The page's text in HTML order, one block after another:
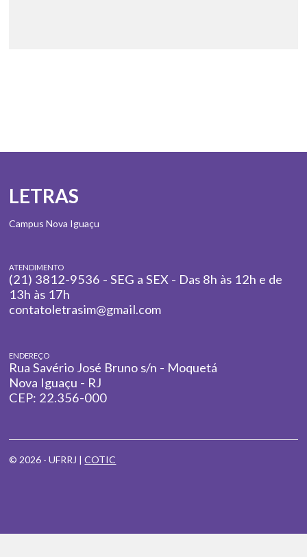
LETRAS
Campus Nova Iguaçu
ATENDIMENTO
(21) 3812-9536 - SEG a SEX - Das 8h às 12h e de
13h às 17h
contatoletrasim@gmail.com
ENDEREÇO
Rua Savério José Bruno s/n - Moquetá
Nova Iguaçu - RJ
CEP: 22.356-000
© 2026 - UFRRJ |COTIC